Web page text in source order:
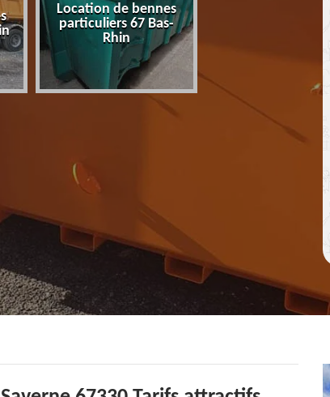
Location de bennes
particuliers 67 Bas-
Rhin